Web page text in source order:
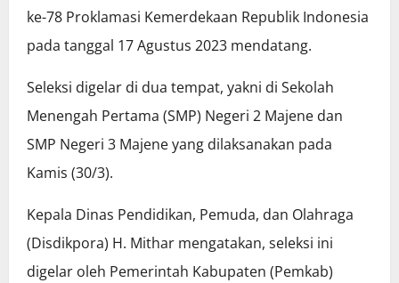
ke-78 Proklamasi Kemerdekaan Republik Indonesia
pada tanggal 17 Agustus 2023 mendatang.
Seleksi digelar di dua tempat, yakni di Sekolah
Menengah Pertama (SMP) Negeri 2 Majene dan
SMP Negeri 3 Majene yang dilaksanakan pada
Kamis (30/3).
Kepala Dinas Pendidikan, Pemuda, dan Olahraga
(Disdikpora) H. Mithar mengatakan, seleksi ini
digelar oleh Pemerintah Kabupaten (Pemkab)